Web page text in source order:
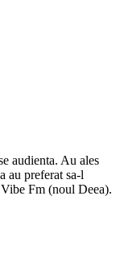
audienta. Au ales
au preferat sa-l
Fm (noul Deea).